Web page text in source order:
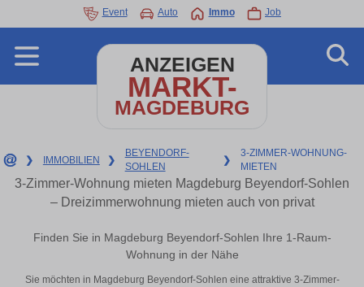
Event Auto Immo Job
ANZEIGEN
MARKT-
MAGDEBURG
❯ IMMOBILIEN ❯
BEYENDORF-
SOHLEN
❯
3-ZIMMER-WOHNUNG-
MIETEN
3-Zimmer-Wohnung mieten Magdeburg Beyendorf-Sohlen
– Dreizimmerwohnung mieten auch von privat
Finden Sie in Magdeburg Beyendorf-Sohlen Ihre 1-Raum-
Wohnung in der Nähe
Sie möchten in Magdeburg Beyendorf-Sohlen eine attraktive 3-Zimmer-